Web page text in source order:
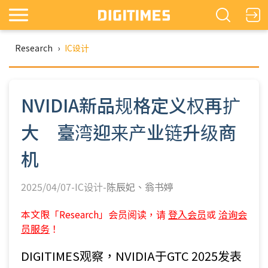
Research › IC设计
NVIDIA新品规格定义权再扩
大 臺湾迎来产业链升级商
机
2025/04/07-IC设计-陈辰妃
翁书婷
本文限「Research」会员阅读，请登入会员或 洽询会
员服务 ！
DIGITIMES观察，NVIDIA于GTC 2025发表